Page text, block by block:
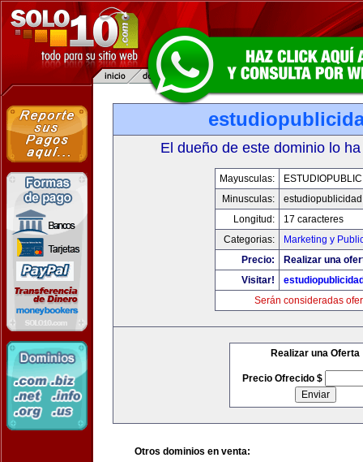
El dueño de este dominio lo
Mayusculas:
Minusculas:
Longitud:
17 caracteres
Categorias:
Marketing y
Precio:
Realizar una
Visitar!
Serán consideradas
Realizar una Oferta
Precio Ofrecido $
Otros dominios en venta: